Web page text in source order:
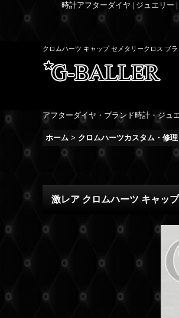
時計アフターダイヤ | ジュエリー
クロムハーツ キャップ セメタリークロス ブ
アフターダイヤ・ブランド時計・ジュ
ホーム > クロムハーツカスタム・修
激レア クロムハーツ キャッ